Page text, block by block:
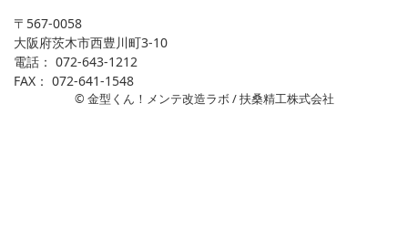
〒567-0058
大阪府茨木市西豊川町3-10
電話： 072-643-1212
FAX： 072-641-1548
© 金型くん！メンテ改造ラボ / 扶桑精工株式会社